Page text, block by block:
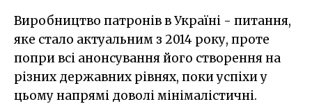
Виробництво патронів в Україні - питання,
яке стало актуальним з 2014 року, проте
попри всі анонсування його створення на
різних державних рівнях, поки успіхи у
цьому напрямі доволі мінімалістичні.